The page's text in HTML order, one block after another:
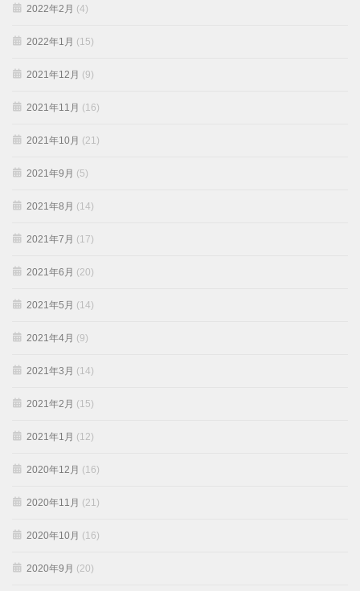
2022年2月 (4)
2022年1月 (15)
2021年12月 (9)
2021年11月 (16)
2021年10月 (21)
2021年9月 (5)
2021年8月 (14)
2021年7月 (17)
2021年6月 (20)
2021年5月 (14)
2021年4月 (9)
2021年3月 (14)
2021年2月 (15)
2021年1月 (12)
2020年12月 (16)
2020年11月 (21)
2020年10月 (16)
2020年9月 (20)